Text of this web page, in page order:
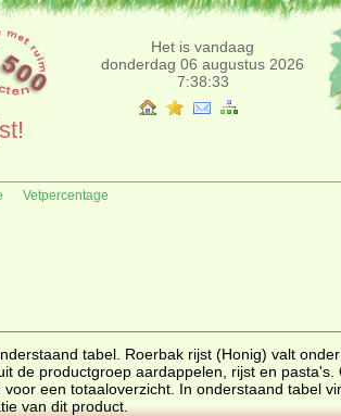
Het is vandaag
donderdag 06 augustus 2026
7:38:33
Vetpercentage
tabel. Roerbak rijst (Honig) valt onder
de productgroep aardappelen, rijst en pasta's
In onderstaand tabel vindt u
informatie van dit product.